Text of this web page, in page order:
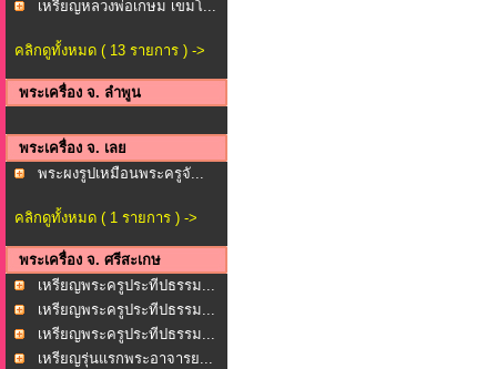
เหรียญหลวงพ่อเกษม เขมโ...
คลิกดูทั้งหมด ( 13 รายการ ) ->
พระเครื่อง จ. ลำพูน
พระเครื่อง จ. เลย
พระผงรูปเหมือนพระครูจั...
คลิกดูทั้งหมด ( 1 รายการ ) ->
พระเครื่อง จ. ศรีสะเกษ
เหรียญพระครูประทีปธรรม...
เหรียญพระครูประทีปธรรม...
เหรียญพระครูประทีปธรรม...
เหรียญรุ่นแรกพระอาจารย...